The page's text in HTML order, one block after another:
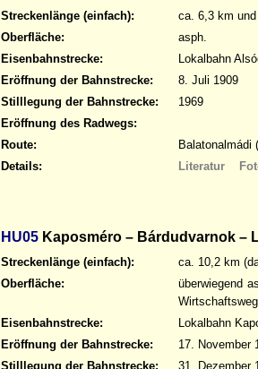
Streckenlänge (einfach):
ca. 6,3 km
Oberfläche:
asph.
Eisenbahnstrecke:
Lokalbahn
Eröffnung der Bahnstrecke:
8. Juli 1909
Stilllegung der Bahnstrecke:
1969
Eröffnung des Radwegs:
Route:
Balatonalmádi
Details:
Literatur
HU05 Kaposméro – Bárdudvarnok –
Streckenlänge (einfach):
ca. 10,2 km
Oberfläche:
überwiegend
Wirtschaftsweg
Eisenbahnstrecke:
Lokalbahn
Eröffnung der Bahnstrecke:
17. November
Stilllegung der Bahnstrecke:
31. Dezember